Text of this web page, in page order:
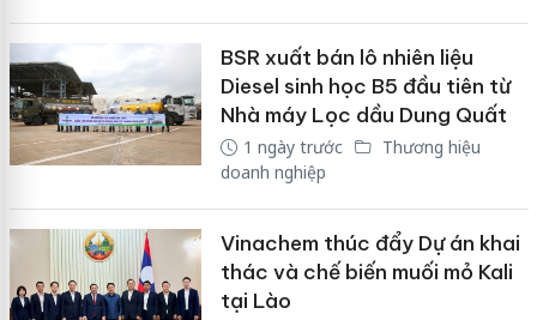
BSR xuất bán lô nhiên liệu
Diesel sinh học B5 đầu tiên từ
Nhà máy Lọc dầu Dung Quất
1 ngày trước
Thương hiệu
doanh nghiệp
Vinachem thúc đẩy Dự án khai
thác và chế biến muối mỏ Kali
tại Lào